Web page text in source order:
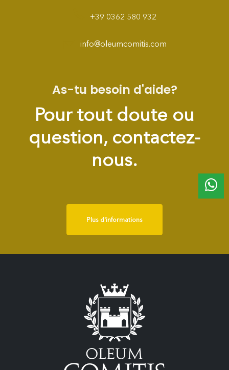
+39 0362 580 932
info@oleumcomitis.com
As-tu besoin d'aide?
Pour tout doute ou
question, contactez-
nous.
Plus d'informations